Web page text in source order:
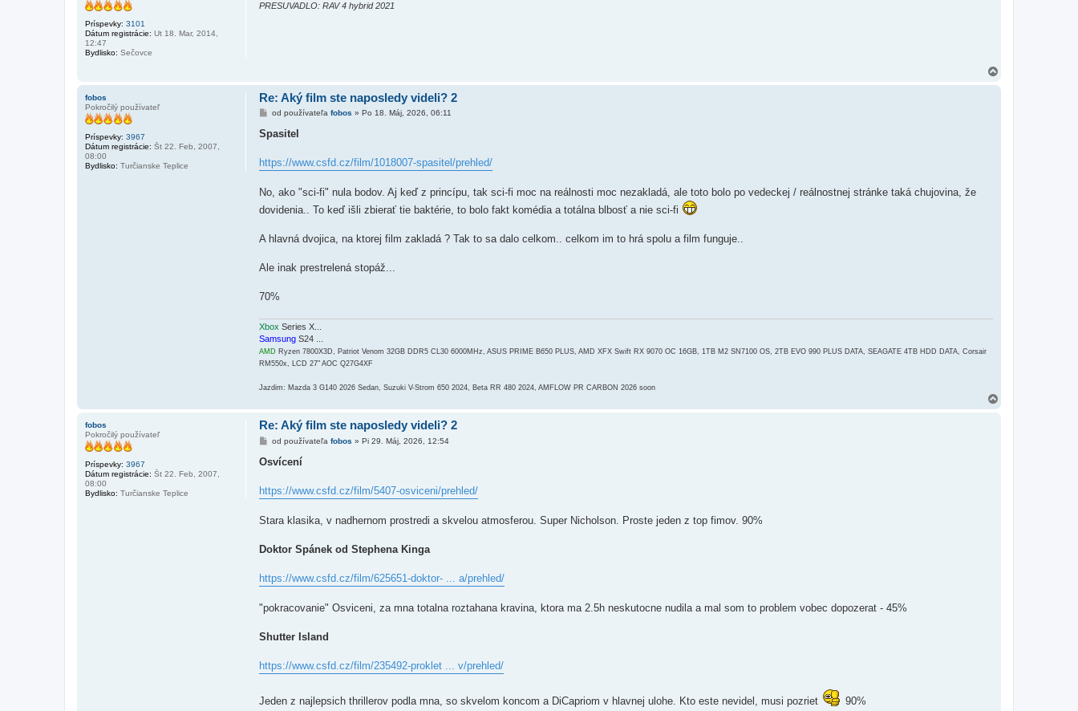
Príspevky: 3101
Dátum registrácie: Ut 18. Mar, 2014,
12:47
Bydlisko: Sečovce
PRESUVADLO: RAV 4 hybrid 2021
fobos
Pokročilý používateľ
Príspevky: 3967
Dátum registrácie: Št 22. Feb, 2007,
08:00
Bydlisko: Turčianske Teplice
Re: Aký film ste naposledy videli? 2
P
í
s
e
v
k
od používateľa fobos » Po 18. Máj, 2026, 06:11
Spasitel
https://www.csfd.cz/film/1018007-spasitel/prehled/
No, ako "sci-fi" nula bodov. Aj keď z princípu, tak sci-fi moc na reálnosti moc nezakladá, ale toto bolo po vedeckej / reálnostnej stránke taká chujovina, že
dovidenia.. To keď išli zbierať tie baktérie, to bolo fakt komédia a totálna blbosť a nie sci-fi
A hlavná dvojica, na ktorej film zakladá ? Tak to sa dalo celkom.. celkom im to hrá spolu a film funguje..
Ale inak prestrelená stopáž...
70%
Xbox Series X...
Samsung S24 ...
AMD Ryzen 7800X3D, Patriot Venom 32GB DDR5 CL30 6000MHz, ASUS PRIME B650 PLUS, AMD XFX Swift RX 9070 OC 16GB, 1TB M2 SN7100 OS, 2TB EVO 990 PLUS DATA, SEAGATE 4TB HDD DATA, Corsair
RM550x, LCD 27" AOC Q27G4XF
Jazdim: Mazda 3 G140 2026 Sedan, Suzuki V-Strom 650 2024, Beta RR 480 2024, AMFLOW PR CARBON 2026 soon
fobos
Pokročilý používateľ
Príspevky: 3967
Dátum registrácie: Št 22. Feb, 2007,
08:00
Bydlisko: Turčianske Teplice
Re: Aký film ste naposledy videli? 2
P
í
e
v
k
od používateľa fobos » Pi 29. Máj, 2026, 12:54
Osvícení
https://www.csfd.cz/film/5407-osviceni/prehled/
Stara klasika, v nadhernom prostredi a skvelou atmosferou. Super Nicholson. Proste jeden z top fimov. 90%
Doktor Spánek od Stephena Kinga
https://www.csfd.cz/film/625651-doktor- ... a/prehled/
"pokracovanie" Osviceni, za mna totalna roztahana kravina, ktora ma 2.5h neskutocne nudila a mal som to problem vobec dopozerat - 45%
Shutter Island
https://www.csfd.cz/film/235492-proklet ... v/prehled/
Jeden z najlepsich thrillerov podla mna, so skvelom koncom a DiCapriom v hlavnej ulohe. Kto este nevidel, musi pozriet 90%